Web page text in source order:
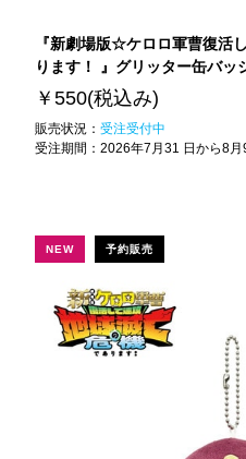
『新劇場版☆ケロロ軍曹復活
ります！ 』グリッター缶バッ
￥550(税込み)
販売状況： 受注受付中
受注期間： 2026年7月31 日から8月
NEW 予約販売